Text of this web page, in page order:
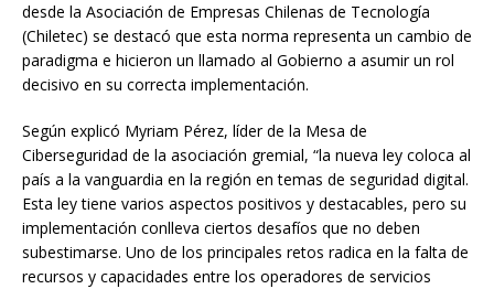
desde la Asociación de Empresas Chilenas de Tecnología
(Chiletec) se destacó que esta norma representa un cambio de
paradigma e hicieron un llamado al Gobierno a asumir un rol
decisivo en su correcta implementación.
Según explicó Myriam Pérez, líder de la Mesa de
Ciberseguridad de la asociación gremial, “la nueva ley coloca al
país a la vanguardia en la región en temas de seguridad digital.
Esta ley tiene varios aspectos positivos y destacables, pero su
implementación conlleva ciertos desafíos que no deben
subestimarse. Uno de los principales retos radica en la falta de
recursos y capacidades entre los operadores de servicios